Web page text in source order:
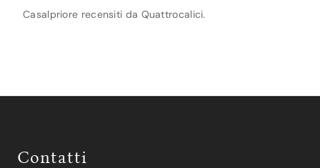
Casalpriore recensiti da Quattrocalici.
Contatti